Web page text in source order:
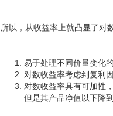
所以，从收益率上就凸显了对
易于处理不同价量变化
对数收益率考虑到复利
对数收益率具有可加性
但是其产品净值以下降